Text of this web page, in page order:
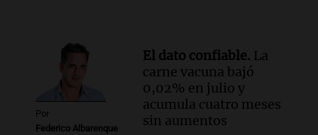
Por
Federico Albarenque
El dato confiable. La
carne vacuna bajó
0,02% en julio y
acumula cuatro meses
sin aumentos